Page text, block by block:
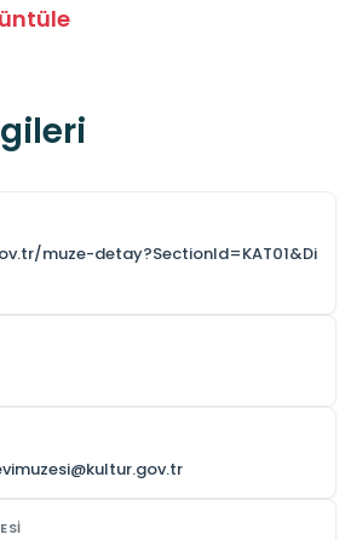
gürültü oluşturmadan ve
güvenliği için alınması
ders işlenecek çok güzel bir
muze-detay?SectionId=KAT01&Di